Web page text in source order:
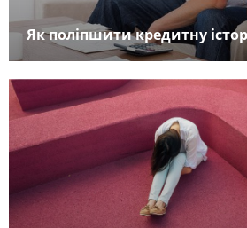
Як поліпшити кредитну